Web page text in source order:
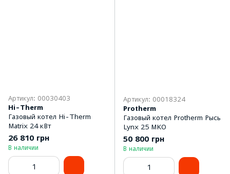
Артикул: 00030403
Hi-Therm
Газовый котел Hi-Therm
Matrix 24 кВт
26 810 грн
В наличии
Артикул: 00018324
Protherm
Газовый котел Protherm Рысь
Lynx 25 MKO
50 800 грн
В наличии